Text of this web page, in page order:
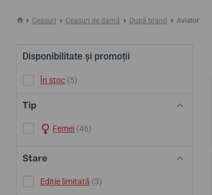
Ceasuri Ceasuri de damă După brand Aviator
Disponibilitate și promoții
În stoc (5)
Tip
Femei (46)
Stare
Ediție limitată (3)